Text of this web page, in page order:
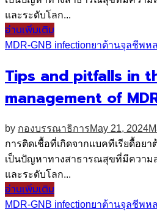
และระดับโลก...
อ่านเพิ่มเติม
MDR-GNB infectionยาต้านจุลชีพห
Tips and pitfalls in
management of
by กองบรรณาธิการMay 21, 2024
การติดเชื้อที่เกิดจากแบคทีเรียดื้อย
เป็นปัญหาทางสาธารณสุขที่มีควา
และระดับโลก...
อ่านเพิ่มเติม
MDR-GNB infectionยาต้านจุลชีพห